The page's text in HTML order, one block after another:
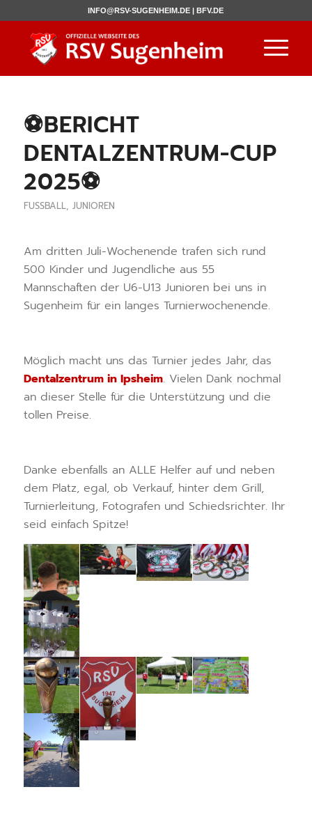
INFO@RSV-SUGENHEIM.DE |BFV.DE
⚽️BERICHT
DENTALZENTRUM-CUP
2025⚽️
FUSSBALL, JUNIOREN
Am dritten Juli-Wochenende trafen sich rund
500 Kinder und Jugendliche aus 55
Mannschaften der U6-U13 Junioren bei uns in
Sugenheim für ein langes Turnierwochenende.
Möglich macht uns das Turnier jedes Jahr, das
Dentalzentrum in Ipsheim. Vielen Dank nochmal
an dieser Stelle für die Unterstützung und die
tollen Preise.
Danke ebenfalls an ALLE Helfer auf und neben
dem Platz, egal, ob Verkauf, hinter dem Grill,
Turnierleitung, Fotografen und Schiedsrichter. Ihr
seid einfach Spitze!